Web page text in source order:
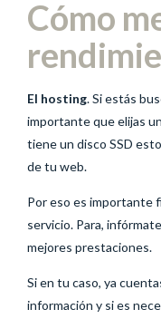
Cómo
El hosting. Si estás
importante que elijas
tiene un disco SSD
de tu web.
Por eso es importante
servicio. Para,
mejores prestaciones.
Si en tu caso, ya
información y si es